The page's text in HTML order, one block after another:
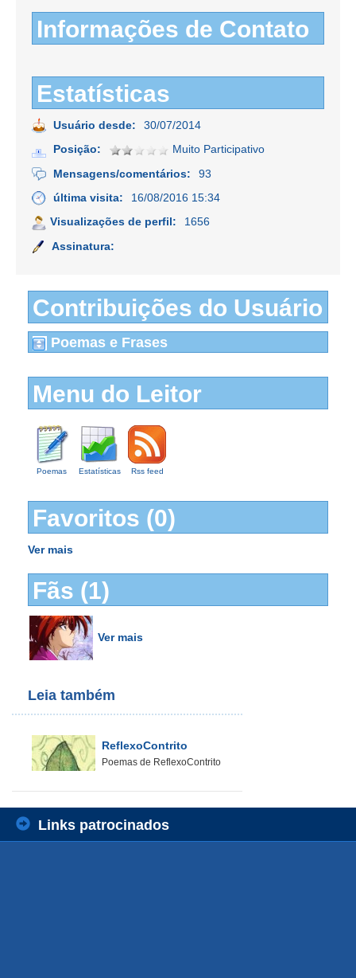
Informações de Contato
Estatísticas
Usuário desde:
30/07/2014
Posição:
Muito Participativo
Mensagens/comentários:
93
última visita:
16/08/2016 15:34
Visualizações de perfil:
1656
Assinatura:
Contribuições do Usuário
Poemas e Frases
Menu do Leitor
Poemas Estatísticas Rss feed
Favoritos (0)
Ver mais
Fãs (1)
Ver mais
Leia também
ReflexoContrito
Poemas de ReflexoContrito
Links patrocinados